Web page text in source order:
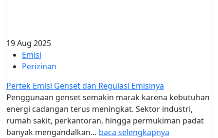
19 Aug 2025
Emisi
Perizinan
Pertek Emisi Genset dan Regulasi Emisinya
Penggunaan genset semakin marak karena kebutuhan
energi cadangan terus meningkat. Sektor industri,
rumah sakit, perkantoran, hingga permukiman padat
banyak mengandalkan… baca selengkapnya